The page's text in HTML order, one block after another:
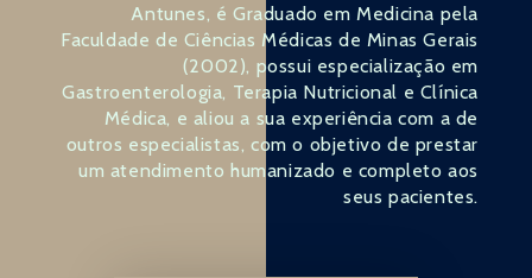
Antunes, é Graduado em Medicina pela
Faculdade de Ciências Médicas de Minas Gerais
(2002), possui especialização em
Gastroenterologia, Terapia Nutricional e Clínica
Médica, e aliou a sua experiência com a de
outros especialistas, com o objetivo de prestar
um atendimento humanizado e completo aos
seus pacientes.